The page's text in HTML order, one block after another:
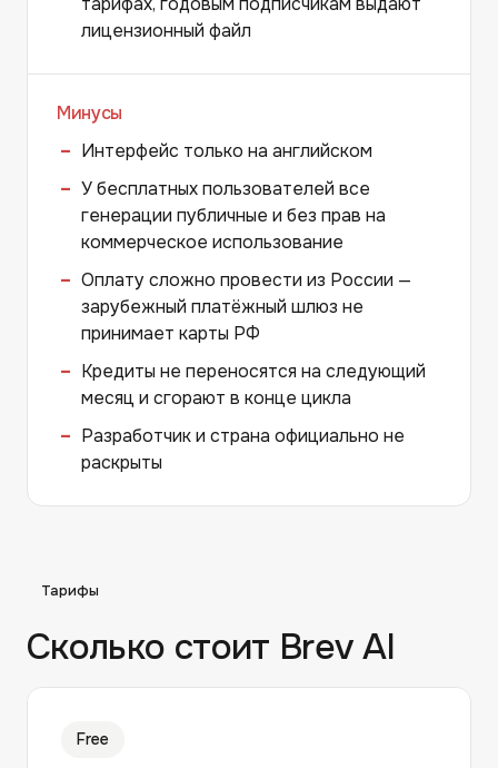
лицензионный файл
Минусы
Интерфейс только на английском
У бесплатных пользователей все
генерации публичные и без прав на
коммерческое использование
Оплату сложно провести из России —
зарубежный платёжный шлюз не
принимает карты РФ
Кредиты не переносятся на следующий
месяц и сгорают в конце цикла
Разработчик и страна официально не
раскрыты
Тарифы
Сколько стоит Brev AI
Free